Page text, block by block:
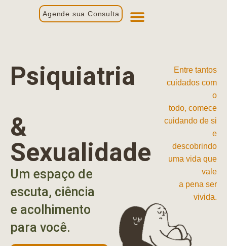
Agende sua Consulta
Psiquiatria
&
Sexualidade
Um espaço de
escuta, ciência
e acolhimento
para você.
Entre tantos
cuidados com
o
todo, comece
cuidando de si
e
descobrindo
uma vida que
vale
a pena ser
vivida.